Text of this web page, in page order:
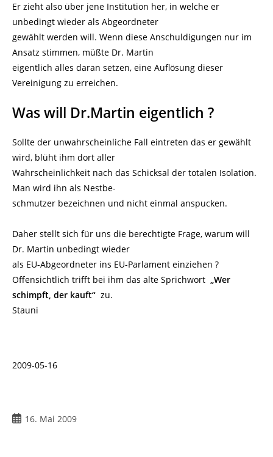
Er zieht also über jene Institution her, in welche er
unbedingt wieder als Abgeordneter
gewählt werden will. Wenn diese Anschuldigungen nur im
Ansatz stimmen, müßte Dr. Martin
eigentlich alles daran setzen, eine Auflösung dieser
Vereinigung zu erreichen.
Was will Dr.Martin eigentlich ?
Sollte der unwahrscheinliche Fall eintreten das er gewählt
wird, blüht ihm dort aller
Wahrscheinlichkeit nach das Schicksal der totalen Isolation.
Man wird ihn als Nestbe-
schmutzer bezeichnen und nicht einmal anspucken.
Daher stellt sich für uns die berechtigte Frage, warum will
Dr. Martin unbedingt wieder
als EU-Abgeordneter ins EU-Parlament einziehen ?
Offensichtlich trifft bei ihm das alte Sprichwort „Wer
schimpft, der kauft“ zu.
Stauni
2009-05-16
Beitrag16. Mai 2009